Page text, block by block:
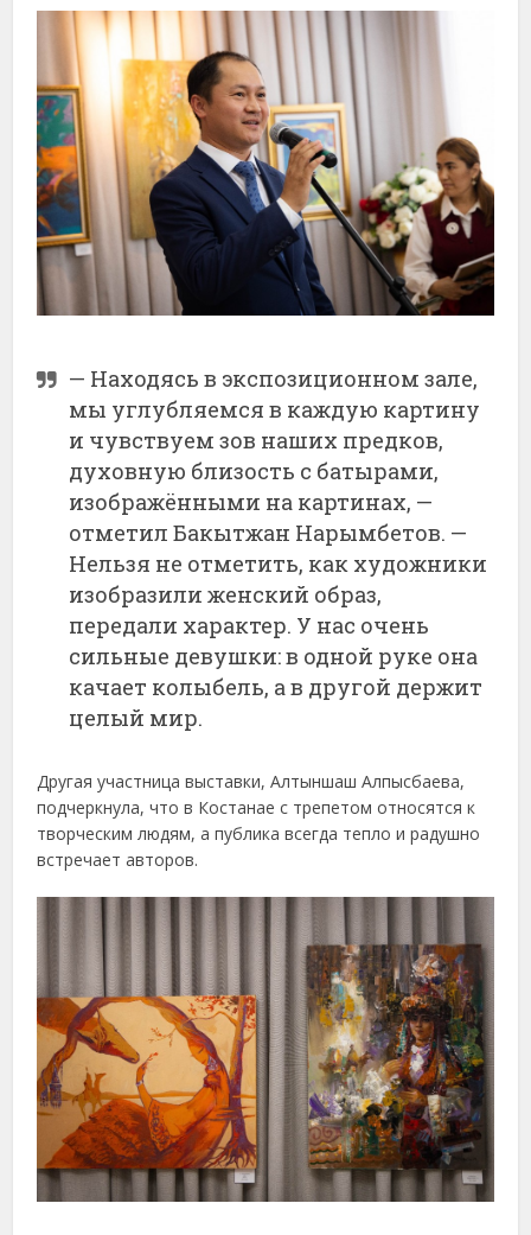
— Находясь в экспозиционном зале,
мы углубляемся в каждую картину
и чувствуем зов наших предков,
духовную близость с батырами,
изображёнными на картинах, —
отметил Бакытжан Нарымбетов. —
Нельзя не отметить, как художники
изобразили женский образ,
передали характер. У нас очень
сильные девушки: в одной руке она
качает колыбель, а в другой держит
целый мир.
Другая участница выставки, Алтыншаш Алпысбаева,
подчеркнула, что в Костанае с трепетом относятся к
творческим людям, а публика всегда тепло и радушно
встречает авторов.